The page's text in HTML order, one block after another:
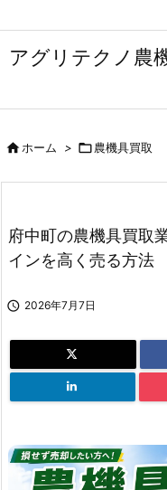
アグリテクノ農
ホーム > 農機具買取
府中町の農機具買取
インを高く売る方法
 2026年7月7日